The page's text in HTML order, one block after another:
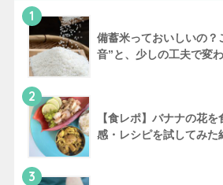
1
備蓄米っておいしいの？
音”と、少しの工夫で変
2
【食レポ】バナナの花
感・レシピを試してみ
3